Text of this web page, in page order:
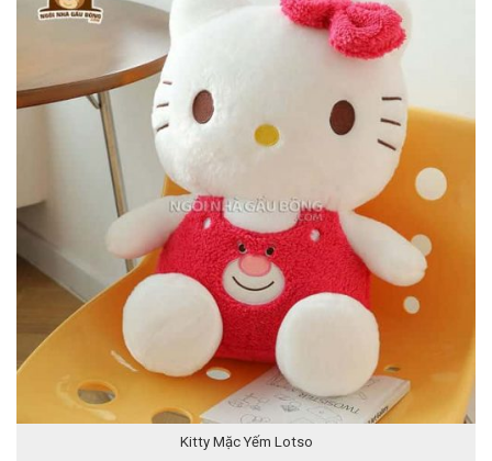
Kitty Mặc Yếm Lotso